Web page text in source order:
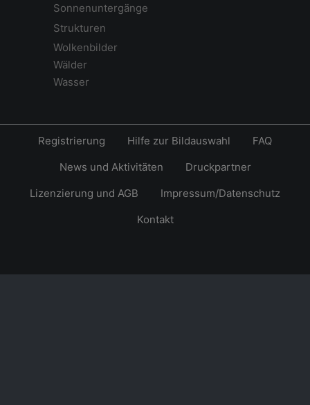
Sonnenuntergänge
Strukturen
Wolkenbilder
Wälder
Wasser
Registrierung Hilfe zur Bildauswahl
FAQ
News und Aktivitäten
Druckpartner
Lizenzierung und AGB
Impressum/Datenschutz
Kontakt